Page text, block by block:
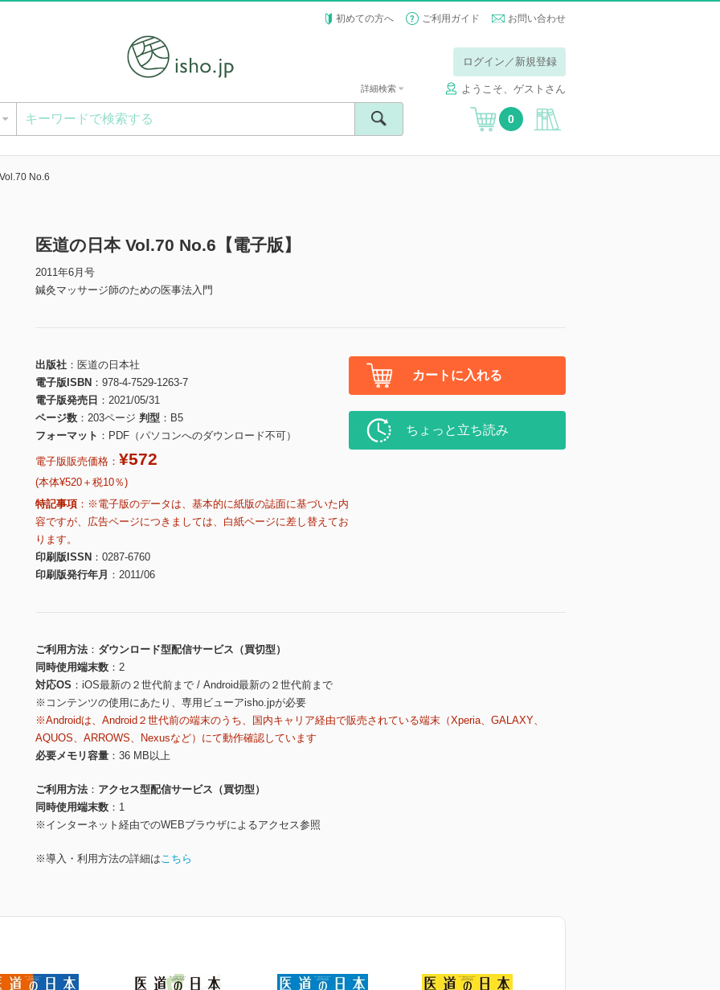
初めての方へ ご利用ガイド お問い合わせ
ログイン／新規登録
ようこそ、ゲストさん
詳細検索
0
No.6
医道の日本 Vol.70 No.6【電子版】
2011年6月号
鍼灸マッサージ師のための医事法入門
出版社
医道の日本社
電子版ISBN
978-4-7529-1263-7
電子版発売日
2021/05/31
ページ数
203ページ 判型
B5
フォーマット
PDF（パソコンへのダウンロード不可）
電子版販売価格： ¥572
(本体¥520＋税10％)
特記事項
※電子版のデータは、基本的に紙版の誌面に基づいた内
容ですが、広告ページにつきましては、白紙ページに差し替えてお
ります。
印刷版ISSN
0287-6760
印刷版発行年月
2011/06
カートに入れる
ちょっと立ち読み
ご利用方法
ダウンロード型配信サービス（買切型）
同時使用端末数
2
対応OS
iOS最新の２世代前まで / Android最新の２世代前まで
※コンテンツの使用にあたり、専用ビューアisho.jpが必要
※Androidは、Android２世代前の端末のうち、国内キャリア経由で販売されている端末（Xperia、GALAXY、
AQUOS、ARROWS、Nexusなど）にて動作確認しています
必要メモリ容量
36 MB以上
ご利用方法
アクセス型配信サービス（買切型）
同時使用端末数
1
※インターネット経由でのWEBブラウザによるアクセス参照
※導入・利用方法の詳細はこちら